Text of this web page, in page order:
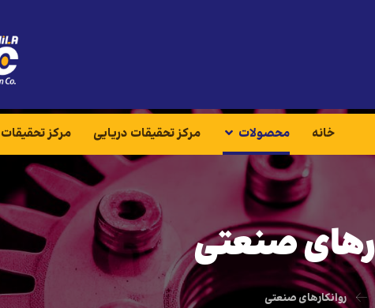
خانه محصولات مرکز تحقیقات دریایی مرکز
صنعتی
روانکارهای صنعتی